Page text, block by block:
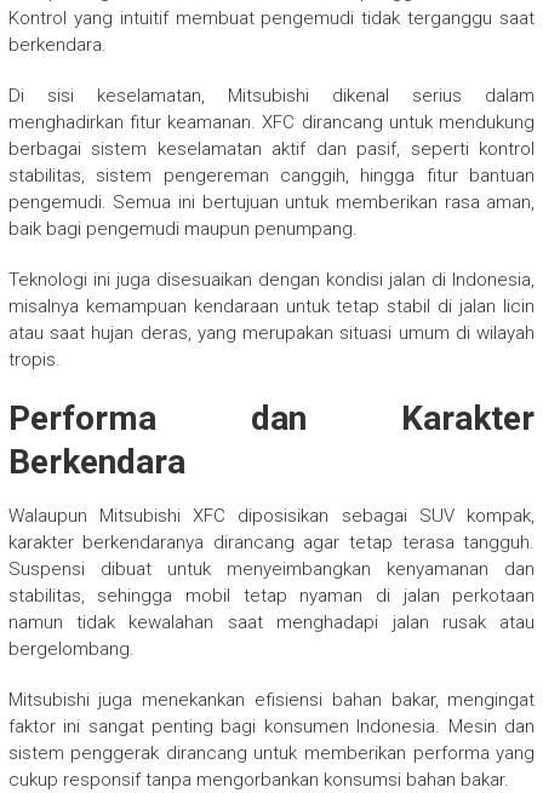
Kontrol yang intuitif membuat pengemudi tidak terganggu saat
berkendara.
Di sisi keselamatan, Mitsubishi dikenal serius dalam
menghadirkan fitur keamanan. XFC dirancang untuk mendukung
berbagai sistem keselamatan aktif dan pasif, seperti kontrol
stabilitas, sistem pengereman canggih, hingga fitur bantuan
pengemudi. Semua ini bertujuan untuk memberikan rasa aman,
baik bagi pengemudi maupun penumpang.
Teknologi ini juga disesuaikan dengan kondisi jalan di Indonesia,
misalnya kemampuan kendaraan untuk tetap stabil di jalan licin
atau saat hujan deras, yang merupakan situasi umum di wilayah
tropis.
Performa dan Karakter
Berkendara
Walaupun Mitsubishi XFC diposisikan sebagai SUV kompak,
karakter berkendaranya dirancang agar tetap terasa tangguh.
Suspensi dibuat untuk menyeimbangkan kenyamanan dan
stabilitas, sehingga mobil tetap nyaman di jalan perkotaan
namun tidak kewalahan saat menghadapi jalan rusak atau
bergelombang.
Mitsubishi juga menekankan efisiensi bahan bakar, mengingat
faktor ini sangat penting bagi konsumen Indonesia. Mesin dan
sistem penggerak dirancang untuk memberikan performa yang
cukup responsif tanpa mengorbankan konsumsi bahan bakar.